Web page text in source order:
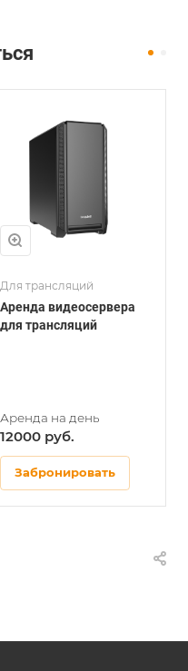
Для трансляций
Аренда видеосервера
для трансляций
12000
Забронировать